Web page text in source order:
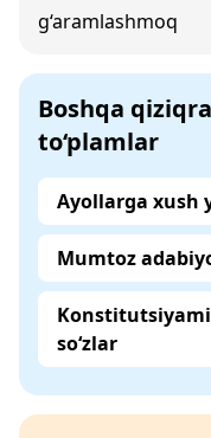
g‘aramlashmoq
Boshqa
to‘plamlar
Ayollarga xush
Mumtoz
so‘zlar